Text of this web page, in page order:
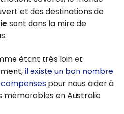
et des destinations de
sont dans la mire de
étant très loin et
il existe un bon nombre
pour nous aider à
mémorables en Australie